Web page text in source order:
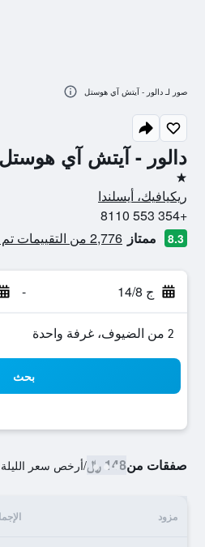
دالور - آيتش آي هوستل
نجمة واحدة
ريكيافيك، أيسلندا
+354 553 8110
8.3 ممتاز 2,776 من التقييمات تم التحقق منها
ج 14/8 -
2 من الضيوف، غرفة واحدة
بحث
صفقات من148 ﷼ /أرخص سعر الليلة
مزود
صور لـ دالور - آيتش آي هوستل